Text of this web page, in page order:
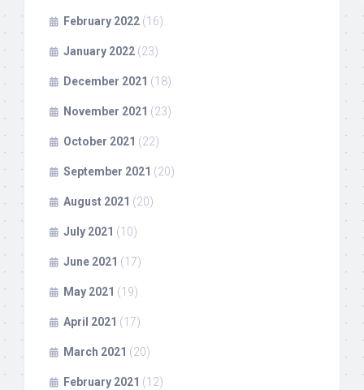
February 2022 (16)
January 2022 (23)
December 2021 (18)
November 2021 (23)
October 2021 (22)
September 2021 (20)
August 2021 (20)
July 2021 (10)
June 2021 (17)
May 2021 (19)
April 2021 (17)
March 2021 (20)
February 2021 (12)